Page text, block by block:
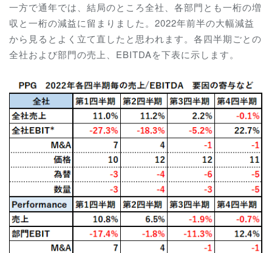
一方で通年では、結局のところ全社、各部門とも一桁の増
収と一桁の減益に留まりました。2022年前半の大幅減益
から見るとよく立て直したと思われます。各四半期ごとの
全社および部門の売上、EBITDAを下表に示します。